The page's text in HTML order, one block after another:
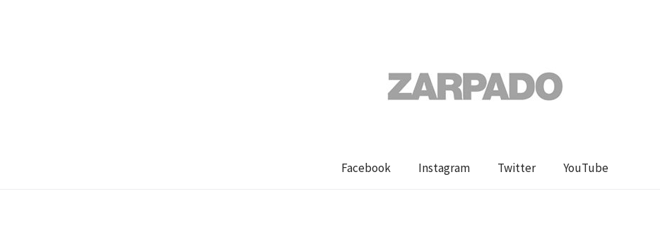
Facebook Instagram Twitter YouTube